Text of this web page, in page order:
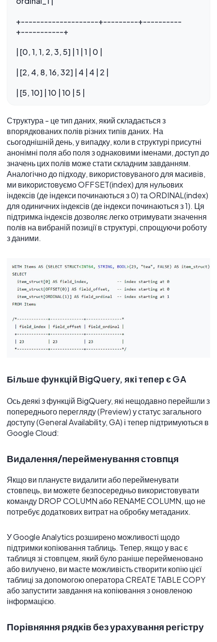
+--------------------+---------+----------
+-----------+
| [0, 1, 1, 2, 3, 5] | 1 | 1 | 0 |
| [2, 4, 8, 16, 32] | 4 | 4 | 2 |
Структура - це тип даних, який складається з
впорядкованих полів різних типів даних. На
сьогоднішній день, у випадку, коли в структурі присутні
анонімні поля або поля з однаковими іменами, доступ до
значень цих полів може стати складним завданням.
Аналогічно до підходу, використовуваного для масивів,
ми використовуємо OFFSET(index) для нульових
індексів (де індекси починаються з 0) та ORDINAL(index)
для одиничних індексів (де індекси починаються з 1). Ця
підтримка індексів дозволяє легко отримувати значення
полів на вибраній позиції в структурі, спрощуючи роботу
з даними.
Більше функцій BigQuery, які тепер є GA
Ось деякі з функцій BigQuery, які нещодавно перейшли з
попереднього перегляду (Preview) у статус загального
доступу (General Availability, GA) і тепер підтримуються в
Google Cloud:
Видалення/перейменування стовпця
Якщо ви плануєте видалити або перейменувати
стовпець, ви можете безпосередньо використовувати
команду DROP COLUMN або RENAME COLUMN, що не
потребує додаткових витрат на обробку метаданих.
У Google Analytics розширено можливості щодо
підтримки копіювання таблиць. Тепер, якщо у вас є
таблиця зі стовпцем, який було раніше перейменовано
або вилучено, ви маєте можливість створити копію цієї
таблиці за допомогою оператора CREATE TABLE COPY
або запустити завдання на копіювання з оновленою
інформацією.
Порівняння рядків без урахування регістру